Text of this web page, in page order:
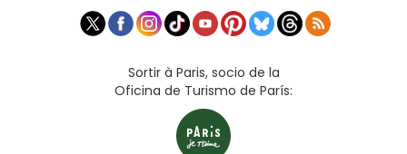
Sortir à Paris, socio de la
Oficina de Turismo de París: